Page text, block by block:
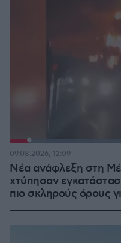
Νέα ανάφλεξη στη
χτύπησαν
πιο σκληρούς όρους
09.08.2026, 12:09